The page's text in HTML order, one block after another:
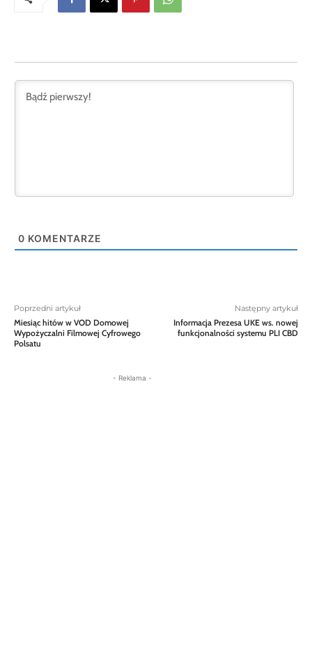
0 KOMENTARZE
Poprzedni artykuł
Miesiąc hitów w VOD Domowej
Wypożyczalni Filmowej Cyfrowego
Polsatu
Następny artykuł
Informacja Prezesa UKE ws. nowej
funkcjonalności systemu PLI CBD
- Reklama -